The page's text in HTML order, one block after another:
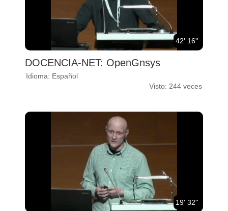
42' 16''
DOCENCIA-NET: OpenGnsys
Idioma: Español
Visto: 244 veces
19' 32''